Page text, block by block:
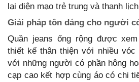
lại diện mạo trẻ trung và thanh
Giải pháp tôn dáng cho người
Quần jeans ống rộng được
thiết kế thân thiện với nhiều vóc
với những người có phần hông
cạp cao kết hợp cùng áo có chi